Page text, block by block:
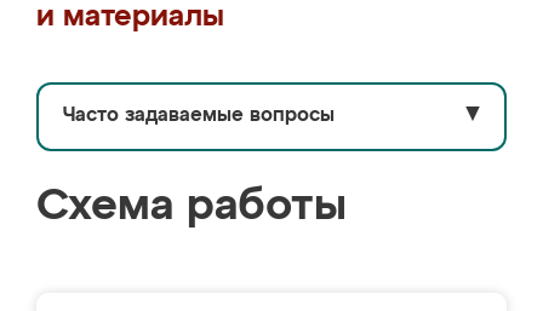
и материалы
Часто задаваемые вопросы ▼
Схема работы